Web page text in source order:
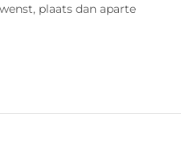
plaats dan aparte